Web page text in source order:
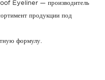
Eyeliner — производитель
продукции под
формулу.